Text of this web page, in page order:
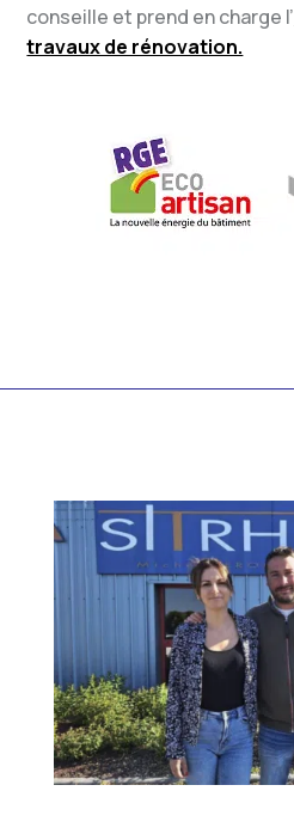
conseille et prend en charge l’
travaux de rénovation.